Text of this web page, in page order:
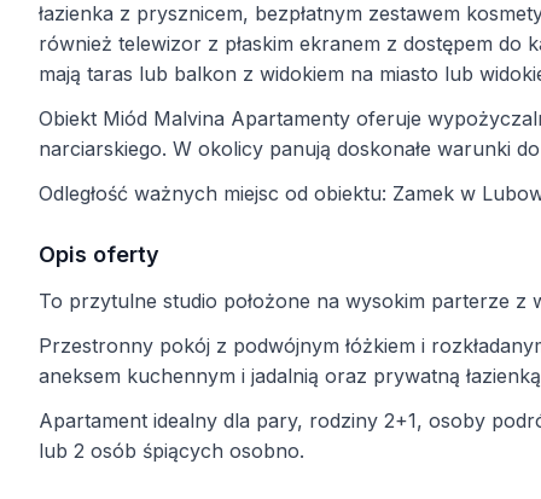
łazienka z prysznicem, bezpłatnym zestawem
również telewizor z płaskim ekranem z dostępem do
mają taras lub balkon z widokiem na miasto lub
Obiekt Miód Malvina Apartamenty oferuje
narciarskiego. W okolicy panują doskonałe warunki
Odległość ważnych miejsc od obiektu: Zamek w
Opis oferty
To przytulne studio położone na wysokim parterze z
Przestronny pokój z podwójnym łóżkiem i
aneksem kuchennym i jadalnią oraz prywatną
Apartament idealny dla pary, rodziny 2+1, osoby
lub 2 osób śpiących osobno.